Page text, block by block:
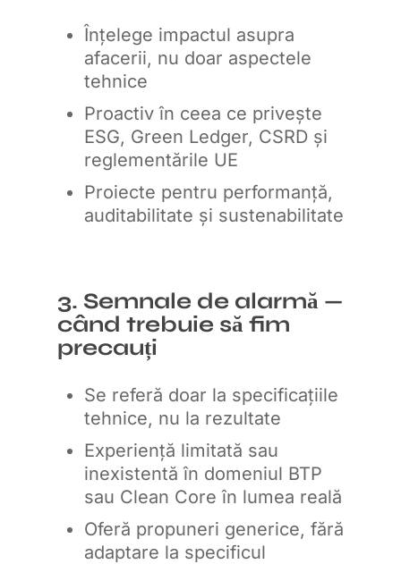
Înțelege impactul asupra
afacerii, nu doar aspectele
tehnice
Proactiv în ceea ce privește
ESG, Green Ledger, CSRD și
reglementările UE
Proiecte pentru performanță,
auditabilitate și sustenabilitate
3. Semnale de alarmă —
când trebuie să fim
precauți
Se referă doar la specificațiile
tehnice, nu la rezultate
Experiență limitată sau
inexistentă în domeniul BTP
sau Clean Core în lumea reală
Oferă propuneri generice, fără
adaptare la specificul